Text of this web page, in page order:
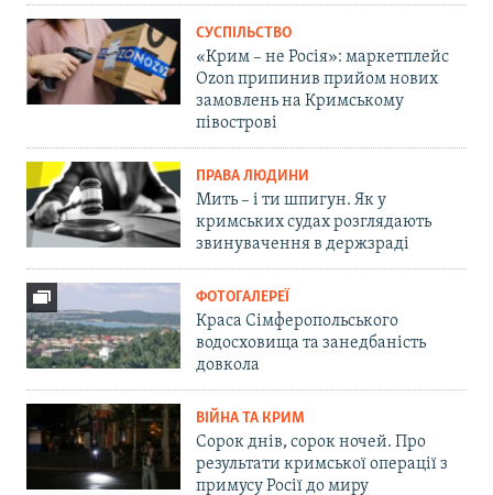
СУСПІЛЬСТВО
«Крим – не Росія»: маркетплейс
Ozon припинив прийом нових
замовлень на Кримському
півострові
ПРАВА ЛЮДИНИ
Мить – і ти шпигун. Як у
кримських судах розглядають
звинувачення в держзраді
ФОТОГАЛЕРЕЇ
Краса Сімферопольського
водосховища та занедбаність
довкола
ВІЙНА ТА КРИМ
Сорок днів, сорок ночей. Про
результати кримської операції з
примусу Росії до миру